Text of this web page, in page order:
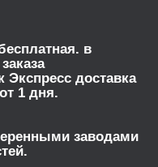
в
доставка
1 дня.
заводами